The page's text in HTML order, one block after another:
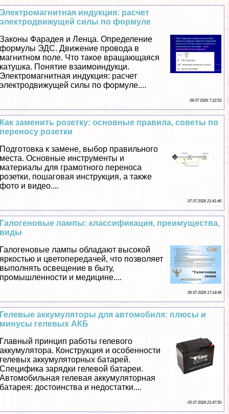
Электромагнитная индукция: расчет
электродвижущей силы по формуле
Законы Фарадея и Ленца. Определение
формулы ЭДС. Движение провода в
магнитном поле. Что такое вращающаяся
катушка. Понятие взаимоиндукци.
Электромагнитная индукция: расчет
электродвижущей силы по формуле....
08 07 2026 7:12:53
Как заменить розетку: основные правила, советы по
переносу розетки
Подготовка к замене, выбор правильного
места. Основные инструменты и
материалы для грамотного переноса
розетки, пошаговая инструкция, а также
фото и видео....
07 07 2026 21:41:46
Галогеновые лампы: классификация, преимущества,
виды
Галогеновые лампы обладают высокой
яркостью и цветопередачей, что позволяет
выполнять освещение в быту,
промышленности и медицине....
06 07 2026 17:14:49
Гелевые аккумуляторы для автомобиля: плюсы и
минусы гелевых АКБ
Главный принцип работы гелевого
аккумулятора. Конструкция и особенности
гелевых аккумуляторных батарей.
Специфика зарядки гелевой батареи.
Автомобильная гелевая аккумуляторная
батарея: достоинства и недостатки....
05 07 2026 21:47:50